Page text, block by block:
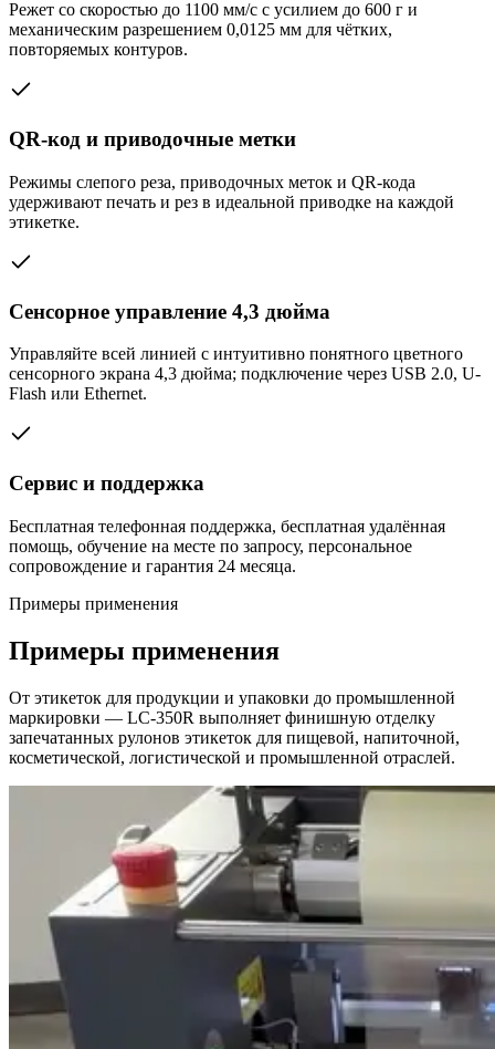
Режет со скоростью до 1100 мм/с с усилием до 600 г и
механическим разрешением 0,0125 мм для чётких,
повторяемых контуров.
QR-код и приводочные метки
Режимы слепого реза, приводочных меток и QR-кода
удерживают печать и рез в идеальной приводке на каждой
этикетке.
Сенсорное управление 4,3 дюйма
Управляйте всей линией с интуитивно понятного цветного
сенсорного экрана 4,3 дюйма; подключение через USB 2.0, U-
Flash или Ethernet.
Сервис и поддержка
Бесплатная телефонная поддержка, бесплатная удалённая
помощь, обучение на месте по запросу, персональное
сопровождение и гарантия 24 месяца.
Примеры применения
Примеры применения
От этикеток для продукции и упаковки до промышленной
маркировки — LC-350R выполняет финишную отделку
запечатанных рулонов этикеток для пищевой, напиточной,
косметической, логистической и промышленной отраслей.